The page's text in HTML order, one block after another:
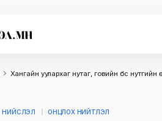
Хангайн уулархаг нутаг, говийн бүс
НИЙСЛЭЛ ОНЦЛОХ НИЙТЛЭЛ